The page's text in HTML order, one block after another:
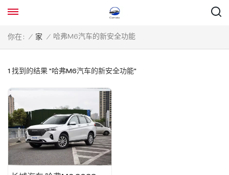
你在 : / 家 / 哈弗M6汽车的新安全功能
1 找到的结果 "哈弗M6汽车的新安全功能"